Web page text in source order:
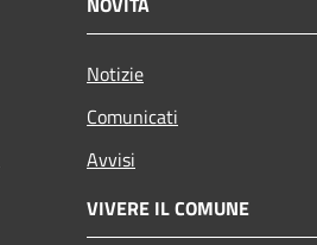
Notizie
Comunicati
Avvisi
VIVERE IL COMUNE